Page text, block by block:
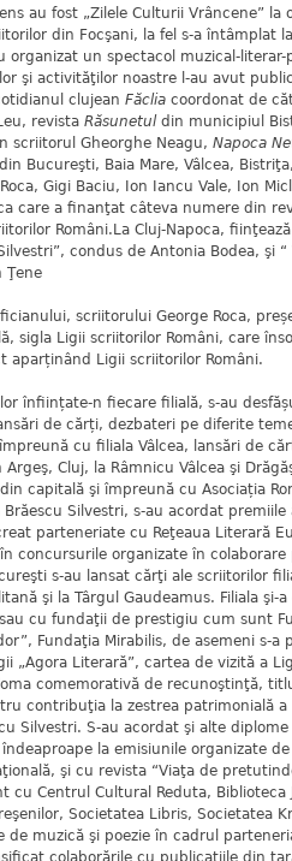
au fost „Zilele Culturii Vrâncene”
din Focşani, la fel s-a întâmplat
organizat un spectacol muzical-
şi activităţilor noastre l-au avut
clujean Făclia coordonat de
revista Răsunetul din municipiul
scriitorul Gheorghe Neagu, Napoca
Bucureşti, Baia Mare, Vâlcea,
Gigi Baciu, Ion Iancu Vale, Ion
care a finanţat câteva numere din
Români.La Cluj-Napoca,
condus de Antonia Bodea, şi
Ţene
scriitorului George Roca,
sigla Ligii scriitorilor Români, care
aparținând Ligii scriitorilor Români.
înființate-n fiecare filială, s-au
de cărți, dezbateri pe diferite
cu filiala Vâlcea, lansări de
Cluj, la Râmnicu Vâlcea şi
capitală şi împreună cu Asociația
Brăescu Silvestri, s-au acordat
parteneriate cu Reţeaua Literară
concursurile organizate în
s-au lansat cărţi ale scriitorilor
şi la Târgul Gaudeamus. Filiala
cu fundaţii de prestigiu cum sunt
Fundaţia Mirabilis, de asemeni
„Agora Literară”, cartea de vizită a
comemorativă de recunoştinţă,
contribuţia la zestrea patrimonială
Silvestri. S-au acordat şi alte
la emisiunile organizate
şi cu revista “Viaţa de
cu Centrul Cultural Reduta, Biblioteca
Societatea Libris, Societatea
de muzică şi poezie în cadrul
colaborările cu publicaţiile din